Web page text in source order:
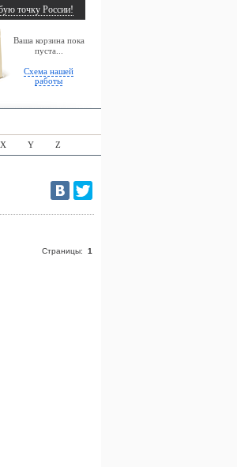
Ваша корзина пока
пуста...
Схема нашей
работы
точку России!
X Y Z
Страницы: 1